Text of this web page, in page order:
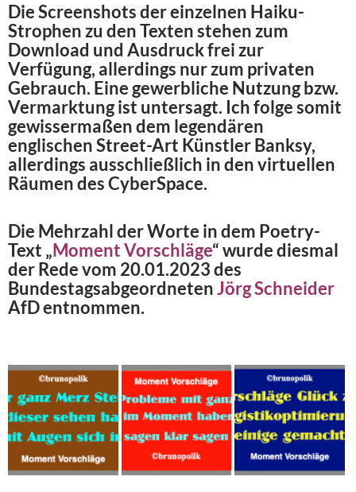
Die Screenshots der einzelnen Haiku-
Strophen zu den Texten stehen zum
Download und Ausdruck frei zur
Verfügung, allerdings nur zum privaten
Gebrauch. Eine gewerbliche Nutzung bzw.
Vermarktung ist untersagt. Ich folge somit
gewissermaßen dem legendären
englischen Street-Art Künstler Banksy,
allerdings ausschließlich in den virtuellen
Räumen des CyberSpace.
Die Mehrzahl der Worte in dem Poetry-
Text „Moment Vorschläge“ wurde diesmal
der Rede vom 20.01.2023 des
BundestagsabgeordnetenJörg Schneider
AfD entnommen.